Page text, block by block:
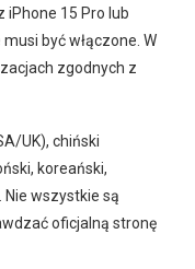
15 Pro lub
być włączone. W
zgodnych z
UK), chiński
koreański,
Nie wszystkie są
oficjalną stronę